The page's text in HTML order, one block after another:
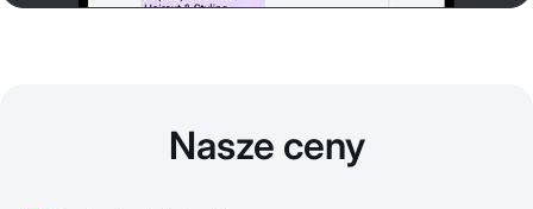
Nasze ceny